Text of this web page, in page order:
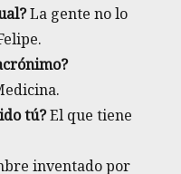
La gente no lo
tú?El que tiene
inventado por